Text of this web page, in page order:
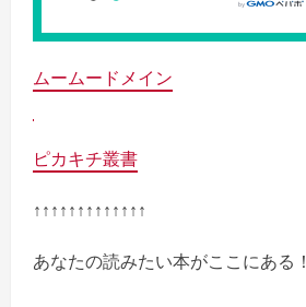
ムームードメイン
ピカキチ叢書
↑↑↑↑↑↑↑↑↑↑↑↑↑
あなたの読みたい本がここにある！